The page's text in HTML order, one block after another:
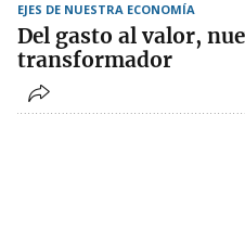
EJES DE NUESTRA ECONOMÍA
Del gasto al valor,
transformador